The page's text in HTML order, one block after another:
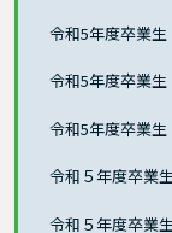
令和5年度卒業
令和5年度卒業
令和5年度卒業
令和５年度卒
令和５年度卒